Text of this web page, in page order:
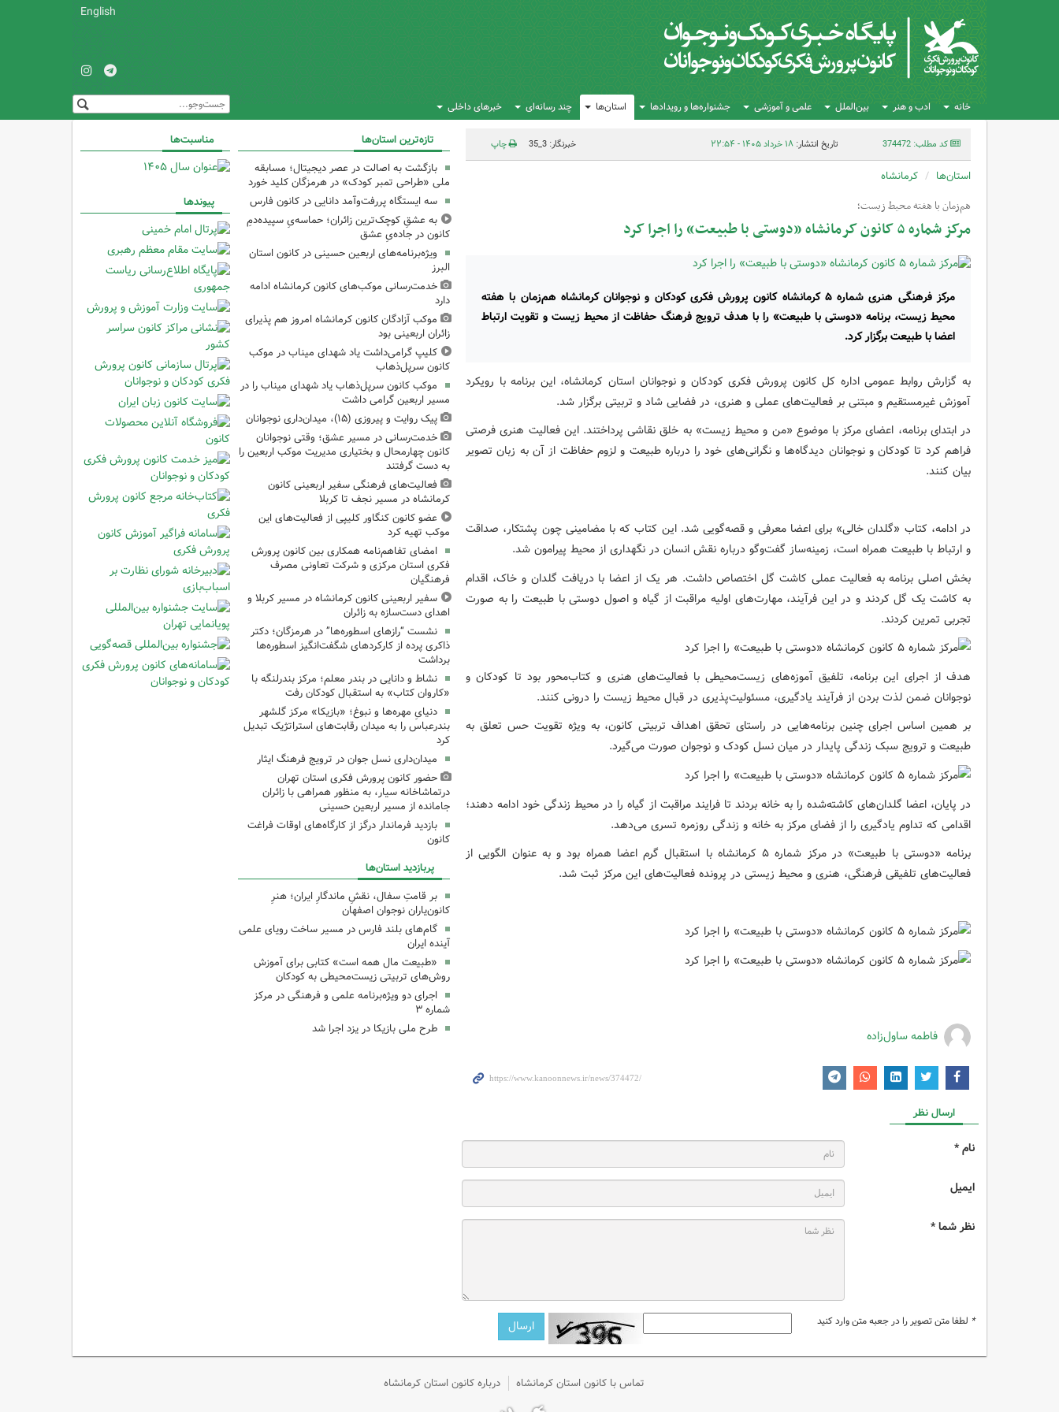
English
خانه ادب و هنر بین‌الملل علمی و آموزشی جشنواره‌ها و رویدادها استان‌ها چند رسانه‌ای خبرهای داخلی
کد مطلب: 374472 تاریخ انتشار:۱۸ خرداد ۱۴۰۵ - ۲۲:۵۴ خبرنگار: 3_35 چاپ
استان‌ها کرمانشاه
هم‌زمان با هفته محیط زیست؛
مرکز شماره ۵ کانون کرمانشاه «دوستی با طبیعت» را اجرا کرد
مرکز فرهنگی هنری شماره ۵ کرمانشاه کانون پرورش فکری کودکان و نوجوانان کرمانشاه هم‌زمان با هفته
محیط زیست، برنامه «دوستی با طبیعت» را با هدف ترویج فرهنگ حفاظت از محیط زیست و تقویت ارتباط
اعضا با طبیعت برگزار کرد.
به گزارش روابط عمومی اداره کل کانون پرورش فکری کودکان و نوجوانان استان کرمانشاه، این برنامه با رویکرد
آموزش غیرمستقیم و مبتنی بر فعالیت‌های عملی و هنری، در فضایی شاد و تربیتی برگزار شد.
در ابتدای برنامه، اعضای مرکز با موضوع «من و محیط زیست» به خلق نقاشی پرداختند. این فعالیت هنری فرصتی
فراهم کرد تا کودکان و نوجوانان دیدگاه‌ها و نگرانی‌های خود را درباره طبیعت و لزوم حفاظت از آن به زبان تصویر
بیان کنند.
در ادامه، کتاب «گلدان خالی» برای اعضا معرفی و قصه‌گویی شد. این کتاب که با مضامینی چون پشتکار، صداقت
و ارتباط با طبیعت همراه است، زمینه‌ساز گفت‌وگو درباره نقش انسان در نگهداری از محیط پیرامون شد.
بخش اصلی برنامه به فعالیت عملی کاشت گل اختصاص داشت. هر یک از اعضا با دریافت گلدان و خاک، اقدام
به کاشت یک گل کردند و در این فرآیند، مهارت‌های اولیه مراقبت از گیاه و اصول دوستی با طبیعت را به صورت
تجربی تمرین کردند.
هدف از اجرای این برنامه، تلفیق آموزه‌های زیست‌محیطی با فعالیت‌های هنری و کتاب‌محور بود تا کودکان و
نوجوانان ضمن لذت بردن از فرآیند یادگیری، مسئولیت‌پذیری در قبال محیط زیست را درونی کنند.
بر همین اساس اجرای چنین برنامه‌هایی در راستای تحقق اهداف تربیتی کانون، به ویژه تقویت حس تعلق به
طبیعت و ترویج سبک زندگی پایدار در میان نسل کودک و نوجوان صورت می‌گیرد.
در پایان، اعضا گلدان‌های کاشته‌شده را به خانه بردند تا فرایند مراقبت از گیاه را در محیط زندگی خود ادامه دهند؛
اقدامی که تداوم یادگیری را از فضای مرکز به خانه و زندگی روزمره تسری می‌دهد.
برنامه «دوستی با طبیعت» در مرکز شماره ۵ کرمانشاه با استقبال گرم اعضا همراه بود و به عنوان الگویی از
فعالیت‌های تلفیقی فرهنگی، هنری و محیط زیستی در پرونده فعالیت‌های این مرکز ثبت شد.
فاطمه ساول‌زاده
ارسال نظر
نام *
ایمیل
نظر شما *
* لطفا متن تصویر را در جعبه متن وارد کنید
تازه‌ترین استان‌ها
بازگشت به اصالت در عصر دیجیتال؛ مسابقه
ملی «طراحی تمبر کودک» در هرمزگان کلید خورد
سه ایستگاه پررفت‌وآمد دانایی در کانون فارس
به عشقِ کوچک‌ترین زائران؛ حماسه‌یِ سپیده‌دمِ
کانون در جاده‌یِ عشق
ویژه‌برنامه‌های اربعین حسینی در کانون استان
البرز
خدمت‌رسانی موکب‌های کانون کرمانشاه ادامه
دارد
موکب آزادگان کانون کرمانشاه امروز هم پذیرای
زائران اربعینی بود
کلیپ گرامی‌داشت یاد شهدای میناب در موکب
کانون سرپل‌ذهاب
موکب کانون سرپل‌ذهاب یاد شهدای میناب را در
مسیر اربعین گرامی داشت
پیک روایت و پیروزی (۱۵)، میدان‌داری نوجوانان
خدمت‌رسانی در مسیر عشق؛ وقتی نوجوانان
کانون چهارمحال و بختیاری مدیریت موکب اربعین را
به دست گرفتند
فعالیت‌های فرهنگی سفیر اربعینی کانون
کرمانشاه در مسیر نجف تا کربلا
عضو کانون کنگاور کلیپی از فعالیت‌های این
موکب تهیه کرد
امضای تفاهم‌نامه همکاری بین کانون پرورش
فکری استان مرکزی و شرکت تعاونی مصرف
فرهنگیان
سفیر اربعینی کانون کرمانشاه در مسیر کربلا و
اهدای دست‌سازه به زائران
نشست “رازهای اسطوره‌ها” در هرمزگان؛ دکتر
ذاکری پرده از کارکردهای شگفت‌انگیز اسطوره‌ها
برداشت
نشاط و دانایی در بندر معلم؛ مرکز بندرلنگه با
«کاروان کتاب» به استقبال کودکان رفت
دنیایِ مهره‌ها و نبوغ؛ «بازیکا» مرکز گلشهر
بندرعباس را به میدان رقابت‌های استراتژیک تبدیل
کرد
میدان‌داری نسل جوان در ترویج فرهنگ ایثار
حضور کانون پرورش فکری استان تهران
درتماشاخانه سیار، به منظور همراهی با زائران
جامانده از مسیر اربعین حسینی
بازدید فرماندار درگز از کارگاه‌های اوقات فراغت
کانون
پربازدید استان‌ها
بر قامتِ سفال، نقشِ ماندگارِ ایران؛ هنرِ
کانون‌یاران نوجوان اصفهان
گام‌های بلند فارس در مسیر ساخت رویای علمی
آینده ایران
«طبیعت مال همه است» کتابی برای آموزش
روش‌های تربیتی زیست‌محیطی به کودکان
اجرای دو ویژه‌برنامه علمی و فرهنگی در مرکز
شماره ۳
طرح ملی بازیکا در یزد اجرا شد
مناسبت‌ها
پیوندها
تماس با کانون استان کرمانشاه درباره کانون استان کرمانشاه